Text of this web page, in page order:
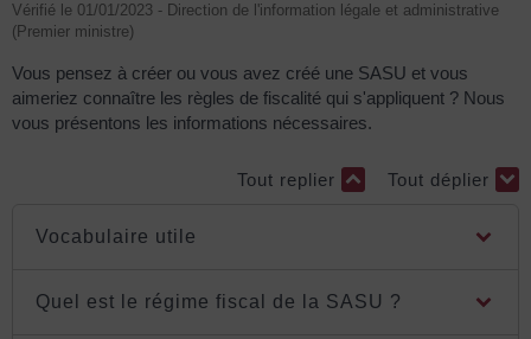
Vérifié le 01/01/2023 - Direction de l'information légale et administrative
(Premier ministre)
Vous pensez à créer ou vous avez créé une SASU et vous
aimeriez connaître les règles de fiscalité qui s'appliquent ? Nous
vous présentons les informations nécessaires.
Tout replier Tout déplier
Vocabulaire utile
Quel est le régime fiscal de la SASU ?